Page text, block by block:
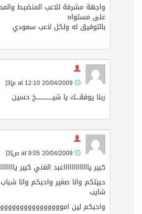
واجهة مشرفة للاعب المنضبط
على مستواه
بالتوفيق له ولكل لاعب سعودي
[3]
ربنا يوفقــــك يا شيــــــــــــــــخ حسين
[3]
كبير ياااااااااااااعبد الغني كبير
حبيتكم وانا صغير واحبكم وانا
شايب
واحبكم لين